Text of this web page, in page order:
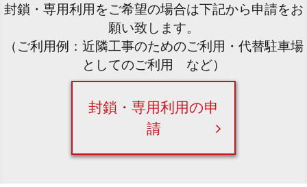
封鎖・専用利用をご希望の場合は下記から申請をお
願い致します。
（ご利用例：近隣工事のためのご利用・代替駐車場
としてのご利用 など）
封鎖・専用利用の申
請